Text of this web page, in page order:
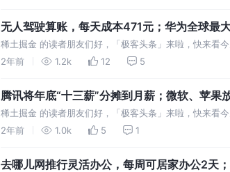
无人驾驶算账，每天成本471元；华为全球最
远超过人类 | 极客头条
稀土掘金 的读者朋友们好，「极客头条」来啦，快来看
算账，每天成本471元 快手美团合作升级至“百城万店” 华
2年前 1.2k 12 5
腾讯将年底“十三薪”分摊到月薪；微软、苹
如猫 | 极客头条
稀土掘金 的读者朋友们好，「极客头条」来啦，快来看
底“十三薪”分摊到月薪：员工对即时稳定现金流有了更高
2年前 1.0k 5 1
去哪儿网推行灵活办公，每周可居家办公2天